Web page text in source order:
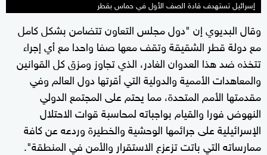
إسرائيل تستهدف قادة الصف الأول في حماس بقطر
وقال البديوي إن "دول مجلس التعاون تتضامن بشكل كامل
مع دولة قطر الشقيقة وتقف معها صفا واحدا مع أي إجراء
تتخذه ضد هذا العدوان الغادر، الذي تجاوز ومزق كل القوانين
والمعاهدات الأممية والدولية التي أقرتها دول العالم وفي
مقدمتها الأمم المتحدة، مما يحتم على المجتمع الدولي
النهوض فورا والقيام بواجباته لمحاسبة قوات الاحتلال
الإسرائيلية على جرائمها الوحشية والخطيرة وردعه عن كافة
ممارساته التي باتت تزعزع الاستقرار والأمن في المنطقة".